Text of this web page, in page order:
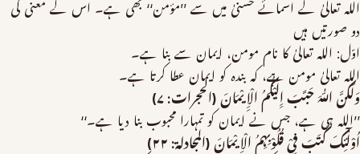
اللہ تعالیٰ کے اسمائے حسنیٰ میں سے ’’مؤمن‘‘ بھی ہے۔ اس کے معنی کی
دو صورتیں ہیں
اوّل: اللہ تعالیٰ کا نام مومن، ایمان سے بنا ہے۔
اللہ تعالیٰ مومن ہے، کہ بندہ کو ایمان عطا کرتا ہے۔
وَلٰکِنَّ اللّٰہَ حَبَّبَ اِِلَیْکُمُ الْاِِیْمَانَ (الحجرات: ۷)
’’اللہ ہی ہے، جس نے ایمان کو تمہارا محبوب بنا دیا ہے۔‘‘
اُوْلٰٓئِکَ کَتَبَ فِیْ قُلُوْبِہِمُ الْاِِیْمَانَ (المجادلۃ: ۲۲)